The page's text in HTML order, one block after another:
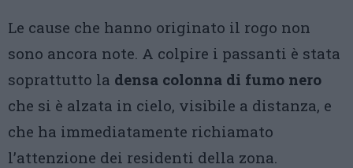
Le cause che hanno originato il rogo non
sono ancora note. A colpire i passanti è stata
soprattutto la densa colonna di fumo nero
che si è alzata in cielo, visibile a distanza, e
che ha immediatamente richiamato
l’attenzione dei residenti della zona.